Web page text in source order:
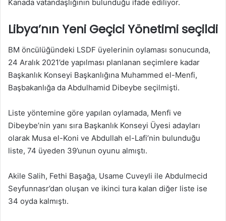
Kanada vatandaşlığının bulunduğu ifade ediliyor.
Libya’nın Yeni Geçici Yönetimi seçildi
BM öncülüğündeki LSDF üyelerinin oylaması sonucunda,
24 Aralık 2021’de yapılması planlanan seçimlere kadar
Başkanlık Konseyi Başkanlığına Muhammed el-Menfi,
Başbakanlığa da Abdulhamid Dibeybe seçilmişti.
Liste yöntemine göre yapılan oylamada, Menfi ve
Dibeybe’nin yanı sıra Başkanlık Konseyi Üyesi adayları
olarak Musa el-Koni ve Abdullah el-Lafi’nin bulunduğu
liste, 74 üyeden 39’unun oyunu almıştı.
Akile Salih, Fethi Başağa, Usame Cuveyli ile Abdulmecid
Seyfunnasr’dan oluşan ve ikinci tura kalan diğer liste ise
34 oyda kalmıştı.